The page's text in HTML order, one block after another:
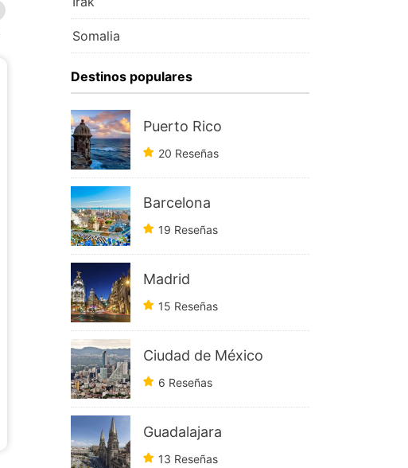
Somalia
Destinos populares
Puerto Rico
20 Reseñas
Barcelona
19 Reseñas
Madrid
15 Reseñas
Ciudad de México
6 Reseñas
Guadalajara
13 Reseñas